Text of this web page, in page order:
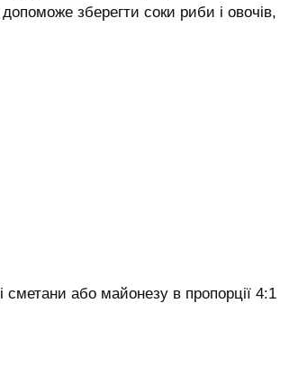
зберегти соки риби і овочів,
або майонезу в пропорції 4:1